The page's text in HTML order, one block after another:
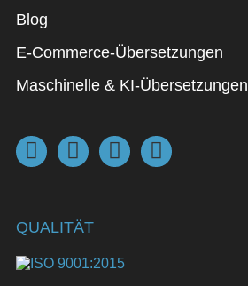
Blog
E-Commerce-Übersetzungen
Maschinelle & KI-Übersetzungen
QUALITÄT